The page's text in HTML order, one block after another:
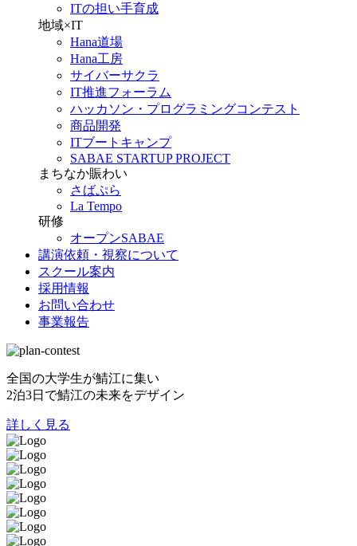
ITの担い手育成
地域×IT
Hana道場
Hana工房
サイバーサクラ
IT推進フォーラム
ハッカソン・プログラミングコンテスト
商品開発
ITブートキャンプ
SABAE STARTUP PROJECT
まちなか賑わい
さばぷら
La Tempo
研修
オープンSABAE
講演依頼・視察について
スクール案内
採用情報
お問い合わせ
事業報告
全国の大学生が鯖江に集い
2泊3日で鯖江の未来をデザイン
詳しく見る